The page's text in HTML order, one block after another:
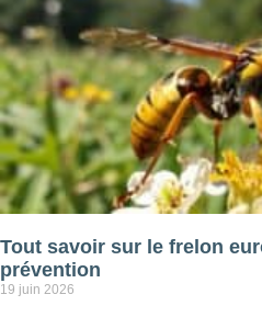
Tout savoir sur le frelon
prévention
19 juin 2026